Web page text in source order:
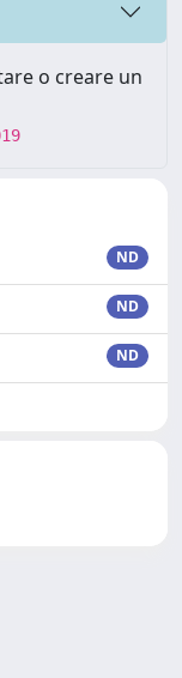
o creare un
ND
ND
ND